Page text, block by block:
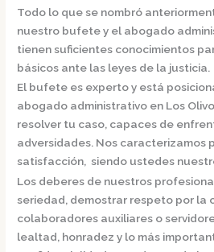
Todo lo que se nombró
nuestro bufete y el abogado
tienen suficientes conocimientos
básicos ante las leyes de la justicia.
El bufete es experto y está
abogado administrativo en Los
resolver tu caso, capaces de
adversidades. Nos caracterizamos
satisfacción, siendo ustedes
Los deberes de nuestros
seriedad, demostrar respeto por la
colaboradores auxiliares o
lealtad, honradez y lo más